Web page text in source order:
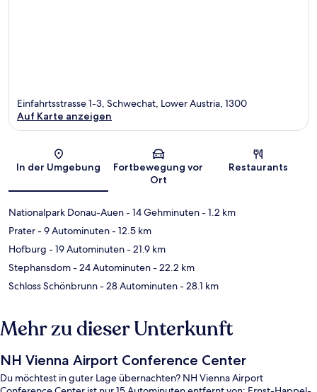
Karte
Einfahrtsstrasse 1-3, Schwechat, Lower Austria, 1300
Auf Karte anzeigen
In der Umgebung
Fortbewegung vor
Ort
Restaurants
Nationalpark Donau-Auen- 14 Gehminuten- 1.2 km
Prater- 9 Autominuten- 12.5 km
Hofburg - 19 Autominuten- 21.9 km
Stephansdom- 24 Autominuten- 22.2 km
Schloss Schönbrunn- 28 Autominuten- 28.1 km
Mehr zu dieser Unterkunft
NH Vienna Airport Conference Center
Du möchtest in guter Lage übernachten? NH Vienna Airport